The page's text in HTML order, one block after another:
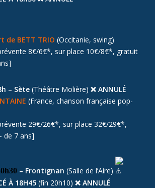
de BETT TRIO (Occitanie, swing)
8€/6€*, sur place 10€/8€*, gratuit
– Sète(Théâtre Molière) ❌ ANNULÉ
(France, chanson française pop-
29€/26€*, sur place 32€/29€*,
de 7 ans]
– Frontignan (Salle de l’Aire)
À 18H45 (fin 20h10) ❌ ANNULÉ